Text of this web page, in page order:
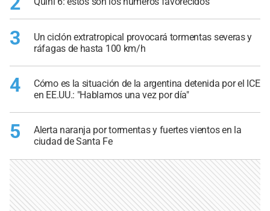
3
Un ciclón extratropical provocará tormentas severas y
ráfagas de hasta 100 km/h
4
Cómo es la situación de la argentina detenida por el ICE
en EE.UU.: "Hablamos una vez por día"
5
Alerta naranja por tormentas y fuertes vientos en la
ciudad de Santa Fe